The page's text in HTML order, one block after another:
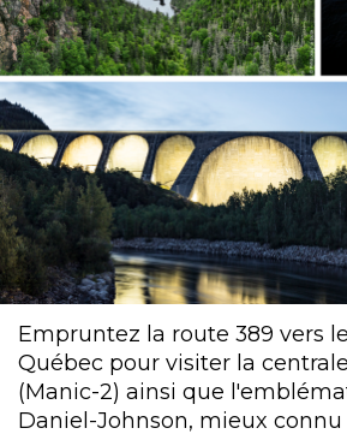
Empruntez la route 389 vers
Québec pour visiter la
(Manic-2) ainsi que
Daniel-Johnson, mieux